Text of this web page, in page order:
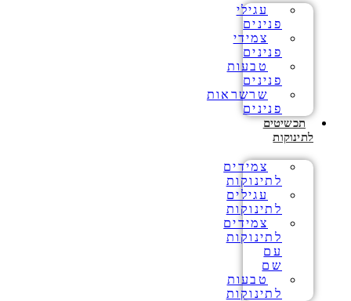
עגילי
פנינים
צמידי
פנינים
טבעות
פנינים
שרשראות
פנינים
תכשיטים
לתינוקות
צמידים
לתינוקות
עגילים
לתינוקות
צמידים
לתינוקות
עם
שם
טבעות
לתינוקות